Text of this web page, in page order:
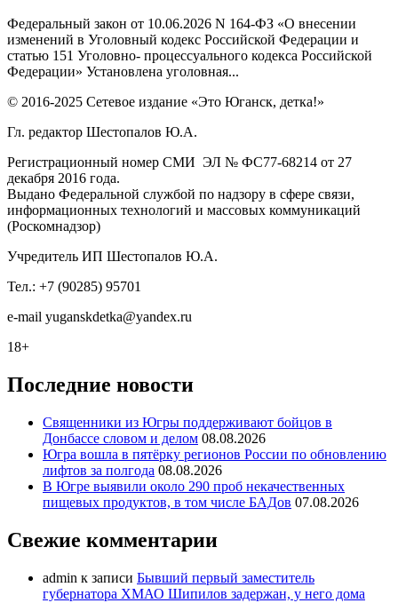
Федеральный закон от 10.06.2026 N 164-ФЗ «О внесении
изменений в Уголовный кодекс Российской Федерации и
статью 151 Уголовно- процессуального кодекса Российской
Федерации» Установлена уголовная...
© 2016-2025 Сетевое издание «Это Юганск, детка!»
Гл. редактор Шестопалов Ю.А.
Регистрационный номер СМИ ЭЛ № ФС77-68214 от 27
декабря 2016 года.
Выдано Федеральной службой по надзору в сфере связи,
информационных технологий и массовых коммуникаций
(Роскомнадзор)
Учредитель ИП Шестопалов Ю.А.
Тел.: +7 (90285) 95701
e-mail yuganskdetka@yandex.ru
18+
Последние новости
Священники из Югры поддерживают бойцов в
Донбассе словом и делом 08.08.2026
Югра вошла в пятёрку регионов России по обновлению
лифтов за полгода 08.08.2026
В Югре выявили около 290 проб некачественных
пищевых продуктов, в том числе БАДов 07.08.2026
Свежие комментарии
admin к записи Бывший первый заместитель
губернатора ХМАО Шипилов задержан, у него дома